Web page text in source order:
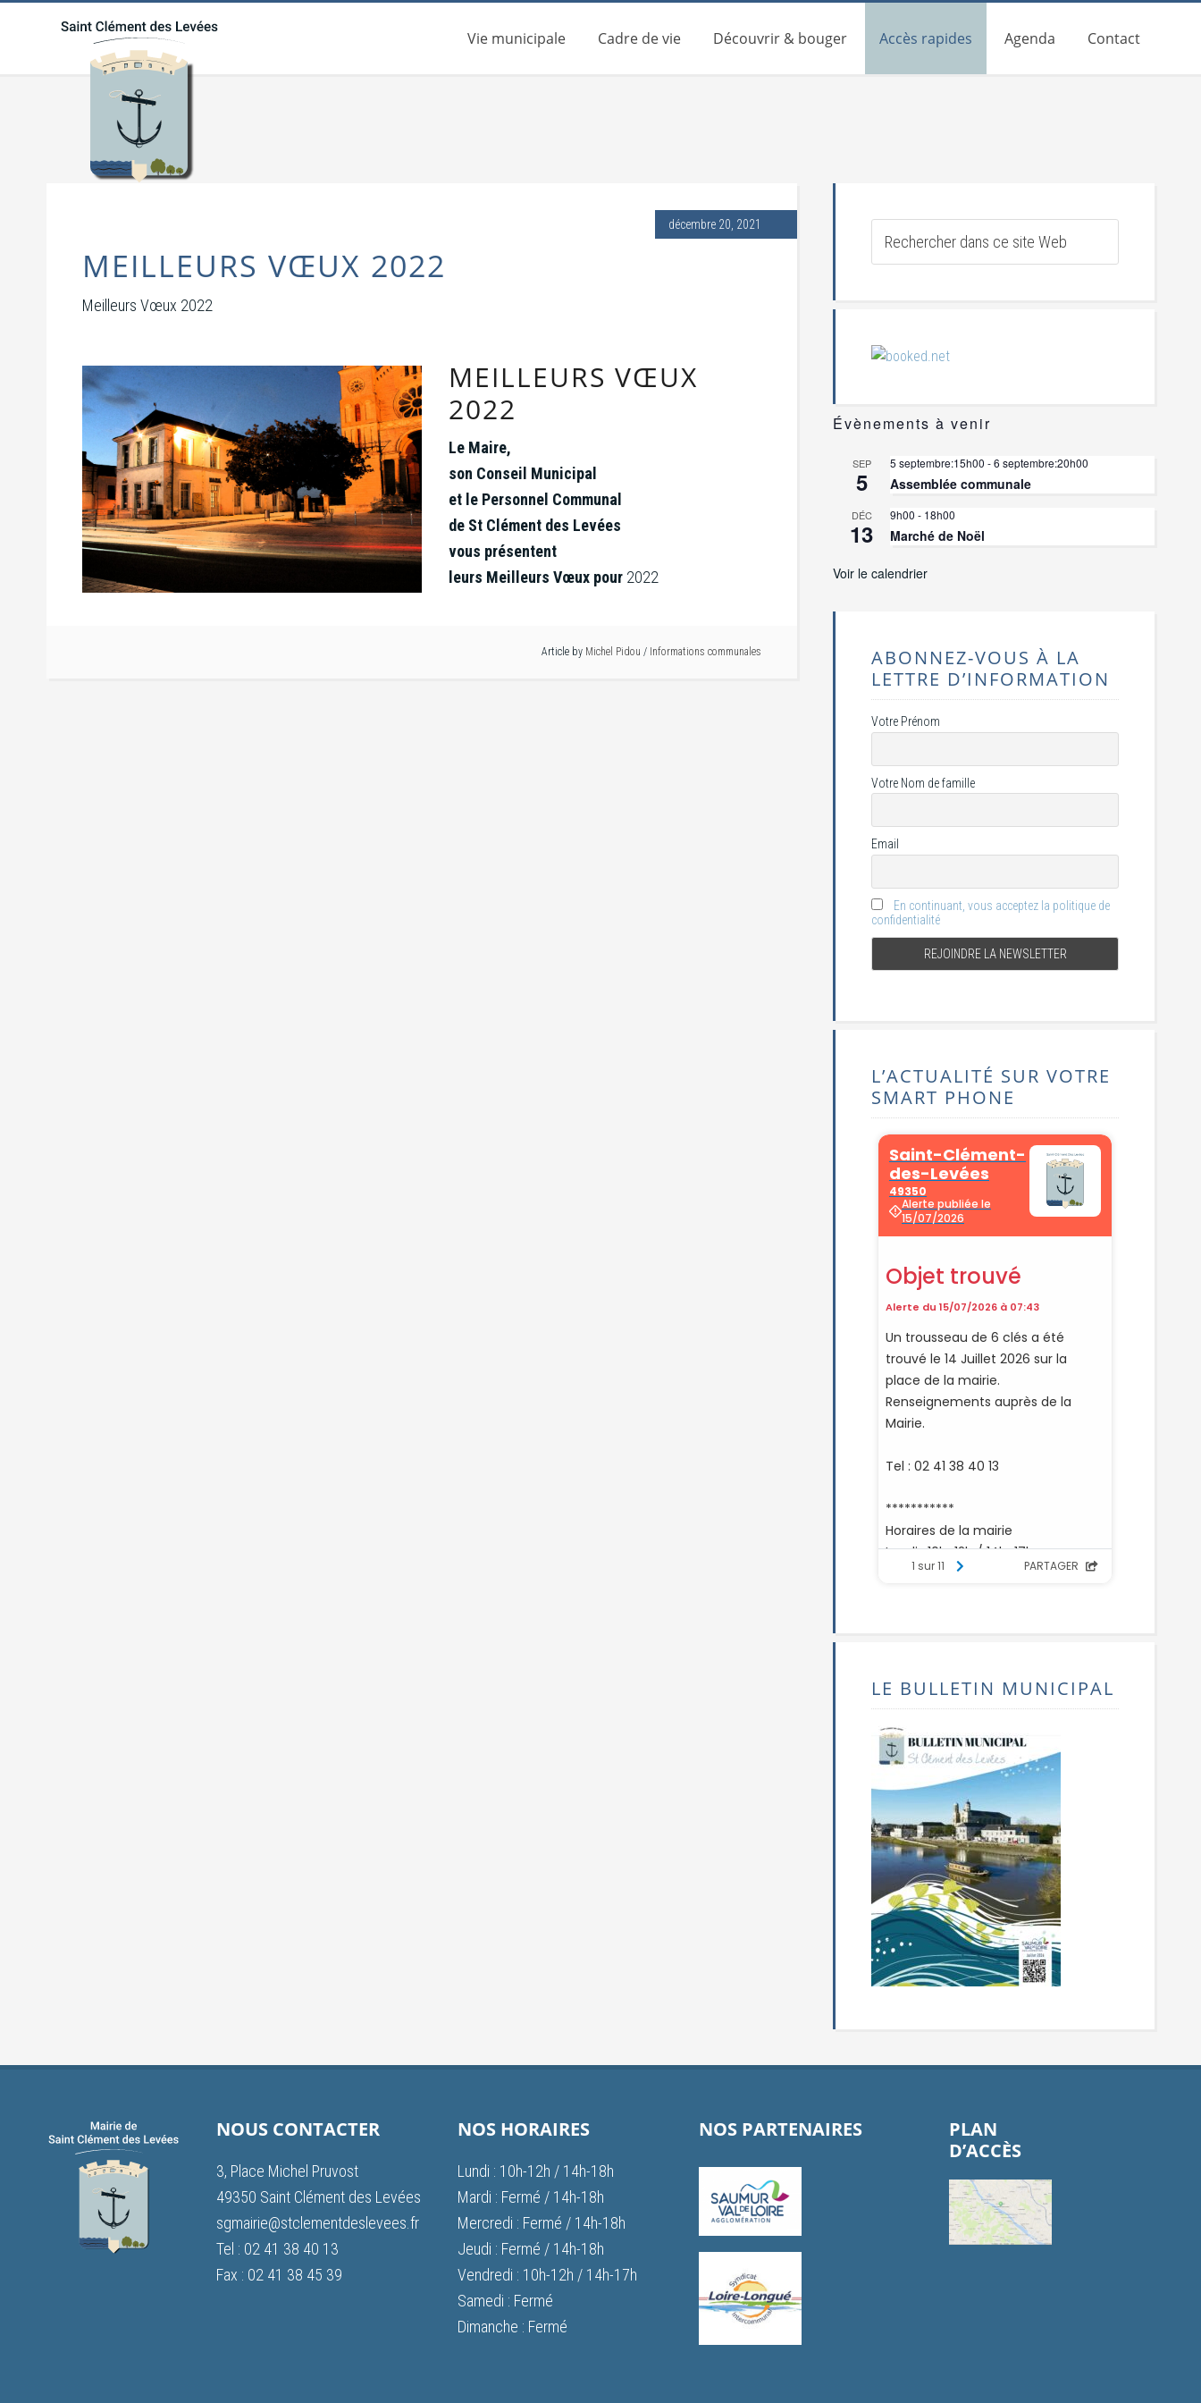
Vie municipale Cadre de vie Découvrir & bouger Accès rapides Agenda Contact
décembre 20, 2021
MEILLEURS VŒUX 2022
Meilleurs Vœux 2022
MEILLEURS VŒUX
2022
Le Maire,
son Conseil Municipal
et le Personnel Communal
de St Clément des Levées
vous présentent
leurs Meilleurs Vœux pour 2022
Article by Michel Pidou / Informations communales
Évènements à venir
SEP
5
5 septembre:15h00 -6 septembre:20h00
Assemblée communale
DÉC
13
9h00 - 18h00
Marché de Noël
Voir le calendrier
ABONNEZ-VOUS À LA
LETTRE D’INFORMATION
Votre Prénom
Votre Nom de famille
Email
En continuant, vous acceptez la politique de
confidentialité
L’ACTUALITÉ SUR VOTRE
SMART PHONE
LE BULLETIN MUNICIPAL
NOUS CONTACTER
3, Place Michel Pruvost
49350 Saint Clément des Levées
sgmairie@stclementdeslevees.fr
Tel : 02 41 38 40 13
Fax : 02 41 38 45 39
NOS HORAIRES
Lundi : 10h-12h / 14h-18h
Mardi : Fermé / 14h-18h
Mercredi : Fermé / 14h-18h
Jeudi : Fermé / 14h-18h
Vendredi : 10h-12h / 14h-17h
Samedi : Fermé
Dimanche : Fermé
NOS PARTENAIRES
PLAN
D’ACCÈS